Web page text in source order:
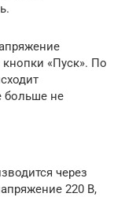
кнопки «Пуск». По
больше не
через
220 В,